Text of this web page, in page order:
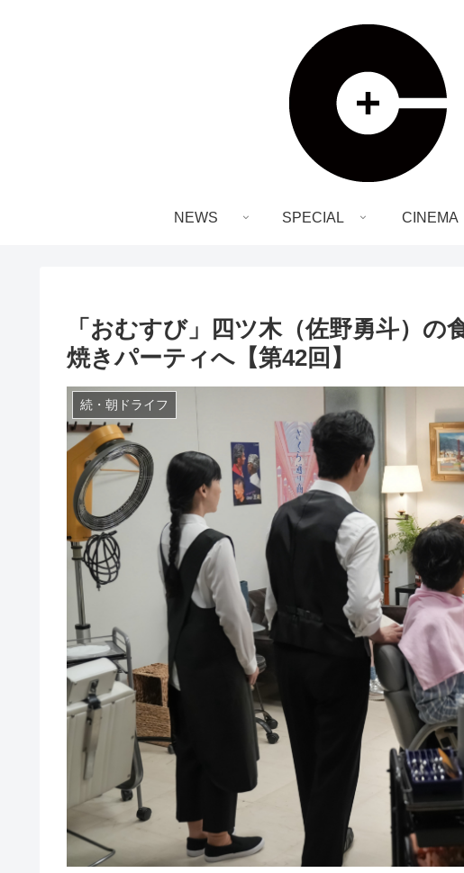
NEWS SPECIAL CINEMA
「おむすび」四ツ木（佐野勇斗）
焼きパーティへ【第42回】
続・朝ドライフ